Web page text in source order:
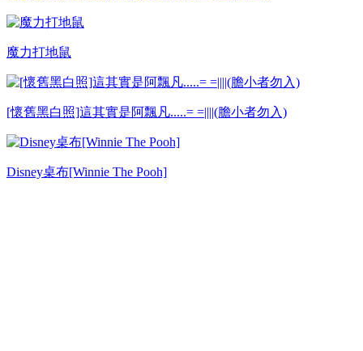
魔力打地鼠
[懷舊黑白照]這其實是阿飄凡.....= =||||(膽小者勿入)
Disney桌布[Winnie The Pooh]